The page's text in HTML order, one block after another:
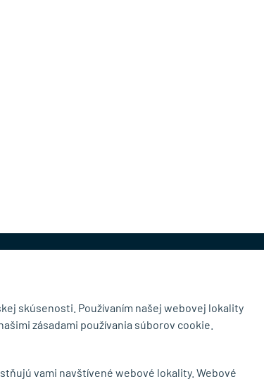
Doručenie a osobný odber
skúsenosti. Používaním našej webovej lokality
zásadami používania súborov cookie.
vami navštívené webové lokality. Webové